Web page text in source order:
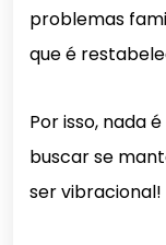
problemas
que é
Por isso, nada
buscar se
ser vibracional!